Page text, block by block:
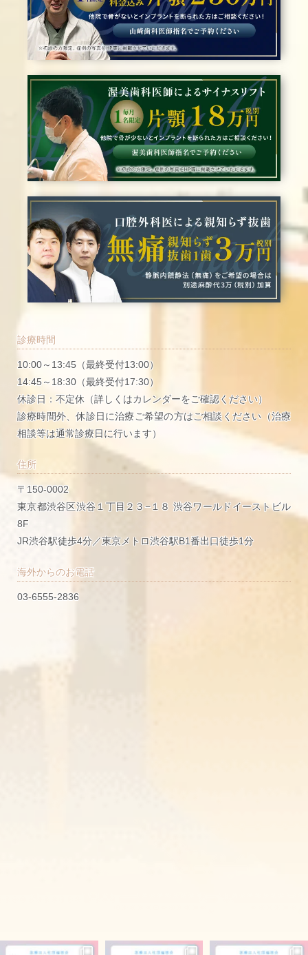
診療時間
10:00～13:45（最終受付13:00）
14:45～18:30（最終受付17:30）
休診日：不定休（詳しくはカレンダーをご確認ください）
診療時間外、休診日に治療ご希望の方はご相談ください（治療
相談等は通常診療日に行います）
住所
〒150-0002
東京都渋谷区渋谷１丁目２３−１８ 渋谷ワールドイーストビル
8F
JR渋谷駅徒歩4分／東京メトロ渋谷駅B1番出口徒歩1分
海外からのお電話
03-6555-2836